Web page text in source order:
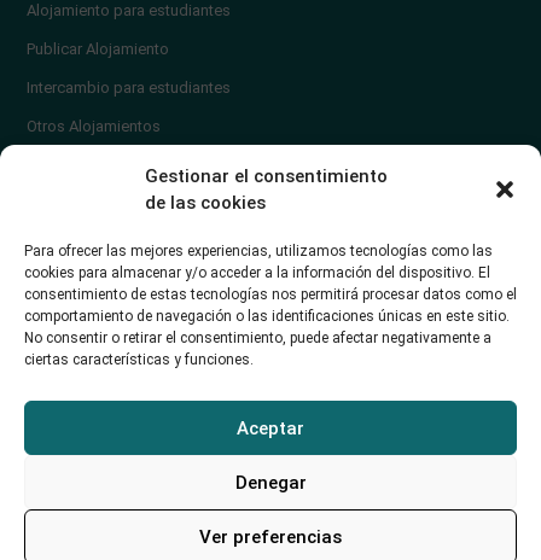
Gestionar el consentimiento
de las cookies
Para ofrecer las mejores experiencias, utilizamos tecnologías como las
cookies para almacenar y/o acceder a la información del dispositivo. El
consentimiento de estas tecnologías nos permitirá procesar datos como el
comportamiento de navegación o las identificaciones únicas en este sitio.
No consentir o retirar el consentimiento, puede afectar negativamente a
ciertas características y funciones.
Aceptar
Denegar
Ver preferencias
Alojamiento para estudiantes
Publicar Alojamiento
Intercambio para estudiantes
Otros Alojamientos
¿Cómo publicar un anuncio?
Contacto
soporte@alojamientounican.es
Alojamiento Universidad de Cantabria Copyright © 2023​